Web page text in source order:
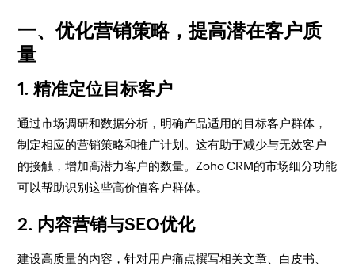
一、优化营销策略，提高潜在客户质
量
1. 精准定位目标客户
通过市场调研和数据分析，明确产品适用的目标客户群体，
制定相应的营销策略和推广计划。这有助于减少与无效客户
的接触，增加高潜力客户的数量。Zoho CRM的市场细分功能
可以帮助识别这些高价值客户群体。
2. 内容营销与SEO优化
建设高质量的内容，针对用户痛点撰写相关文章、白皮书、